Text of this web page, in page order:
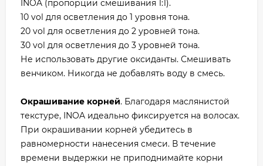
INOA (пропорции смешивания 1:1).
10 vol для осветления до 1 уровня тона.
20 vol для осветления до 2 уровней тона.
30 vol для осветления до 3 уровней тона.
Не использовать другие оксиданты. Смешивать
венчиком. Никогда не добавлять воду в смесь.
Окрашивание корней. Благодаря маслянистой
текстуре, INOA идеально фиксируется на волосах.
При окрашивании корней убедитесь в
равномерности нанесения смеси. В течение
времени выдержки не приподнимайте корни